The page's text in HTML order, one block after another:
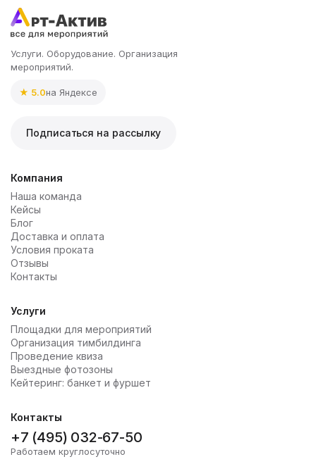
Услуги. Оборудование. Организация
мероприятий.
★ 5.0на Яндексе
Подписаться на рассылку
Компания
Наша команда
Кейсы
Блог
Доставка и оплата
Условия проката
Отзывы
Контакты
Услуги
Площадки для мероприятий
Организация тимбилдинга
Проведение квиза
Выездные фотозоны
Кейтеринг: банкет и фуршет
Контакты
+7 (495) 032-67-50
Работаем круглосуточно